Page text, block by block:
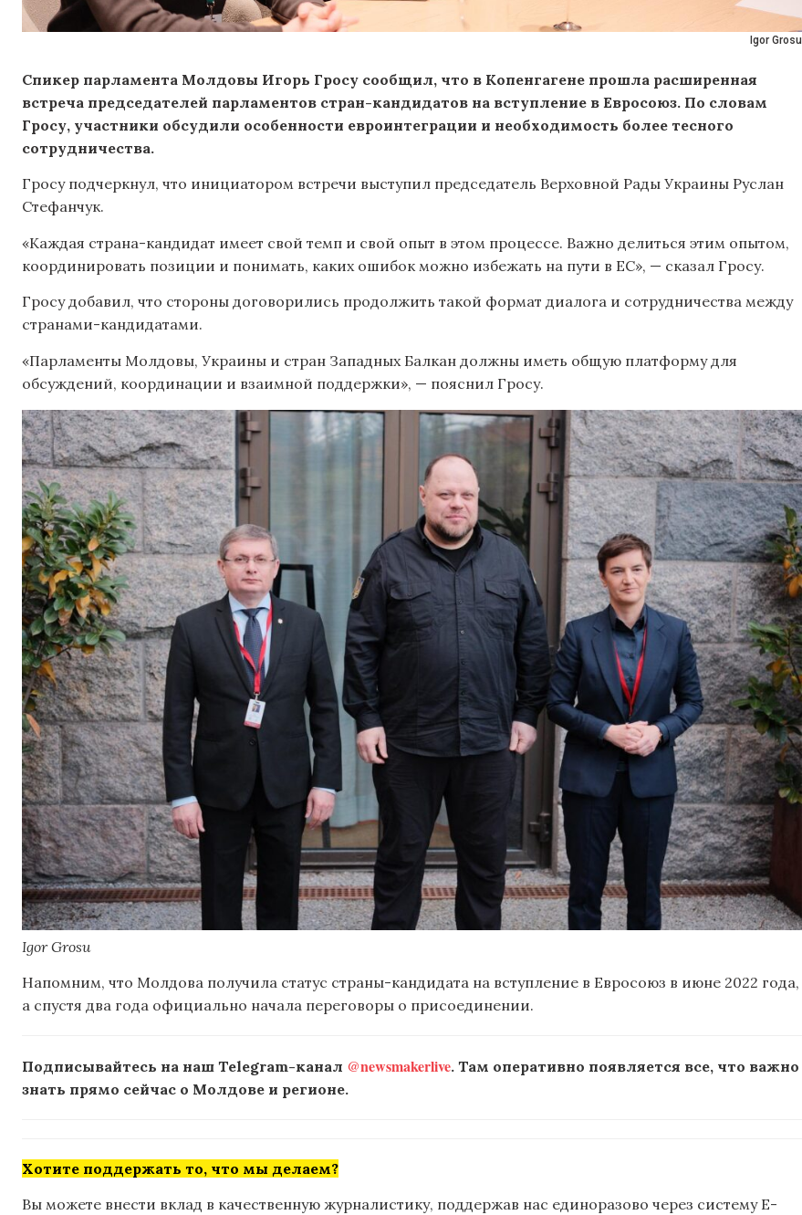
Igor Grosu
Спикер парламента Молдовы Игорь Гросу сообщил, что в Копенгагене прошла расширенная
встреча председателей парламентов стран-кандидатов на вступление в Евросоюз. По словам
Гросу, участники обсудили особенности евроинтеграции и необходимость более тесного
сотрудничества.
Гросу подчеркнул, что инициатором встречи выступил председатель Верховной Рады Украины Руслан
Стефанчук.
«Каждая страна-кандидат имеет свой темп и свой опыт в этом процессе. Важно делиться этим опытом,
координировать позиции и понимать, каких ошибок можно избежать на пути в ЕС», — сказал Гросу.
Гросу добавил, что стороны договорились продолжить такой формат диалога и сотрудничества между
странами-кандидатами.
«Парламенты Молдовы, Украины и стран Западных Балкан должны иметь общую платформу для
обсуждений, координации и взаимной поддержки», — пояснил Гросу.
Igor Grosu
Напомним, что Молдова получила статус страны-кандидата на вступление в Евросоюз в июне 2022 года,
а спустя два года официально начала переговоры о присоединении.
Подписывайтесь на наш Telegram-канал @newsmakerlive. Там оперативно появляется все, что важно
знать прямо сейчас о Молдове и регионе.
Хотите поддержать то, что мы делаем?
Вы можете внести вклад в качественную журналистику, поддержав нас единоразово через систему E-